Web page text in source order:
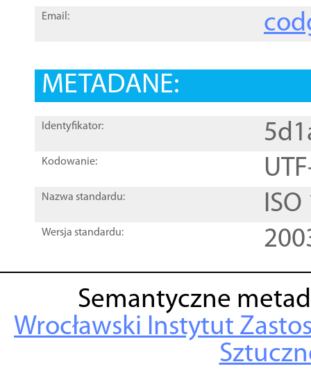
Email:
METADANE:
Identyfikator:
Kodowanie:
Nazwa standardu:
Wersja standardu:
Semantyczne
Wrocławski Instytut